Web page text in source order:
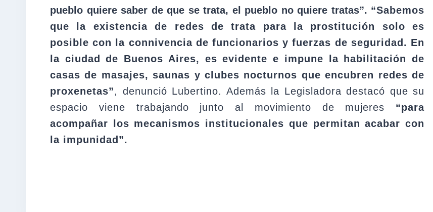
pueblo quiere saber de que se trata, el pueblo no quiere tratas”. “Sabemos
que la existencia de redes de trata para la prostitución solo es
posible con la connivencia de funcionarios y fuerzas de seguridad. En
la ciudad de Buenos Aires, es evidente e impune la habilitación de
casas de masajes, saunas y clubes nocturnos que encubren redes de
proxenetas”, denunció Lubertino. Además la Legisladora destacó que su
espacio viene trabajando junto al movimiento de mujeres “para
acompañar los mecanismos institucionales que permitan acabar con
la impunidad”.